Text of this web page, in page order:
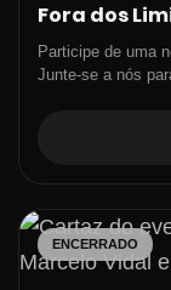
Fora dos
Participe de uma
Junte-se a nós
ENCERRADO